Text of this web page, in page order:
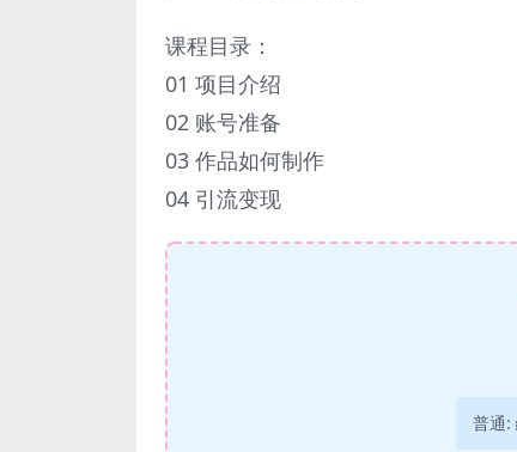
课程目录：
01 项目介绍
02 账号准备
03 作品如何制作
04 引流变现
普通: